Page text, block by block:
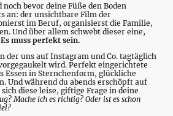
bevor deine Füße den Boden
an: der unsichtbare Film der
im Beruf, organisierst die Familie,
Und über allem schwebt dieser eine,
Es muss perfekt sein.
der uns auf Instagram und Co. tagtäglich
wird. Perfekt eingerichtete
Essen in Sternchenform, glückliche
Und während du abends erschöpft auf
diese leise, giftige Frage in deine
Mache ich es richtig? Oder ist es schon